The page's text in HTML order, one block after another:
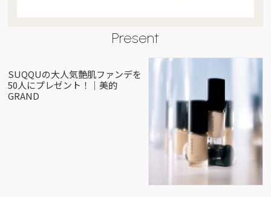
Present
SUQQUの大人気艶肌ファンデを
50人にプレゼント！｜美的
GRAND